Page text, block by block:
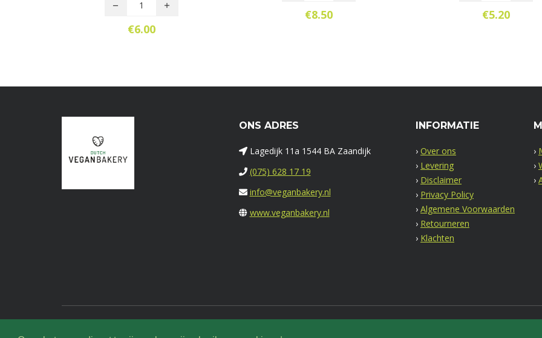
€6.00
€8.50 €5.20
ONS ADRES
Lagedijk 11a 1544 BA Zaandijk
(075) 628 17 19
info@veganbakery.nl
www.veganbakery.nl
INFORMATIE
› Over ons
› Levering
› Disclaimer
› Privacy Policy
› Algemene Voorwaarden
› Retourneren
› Klachten
›
›
›